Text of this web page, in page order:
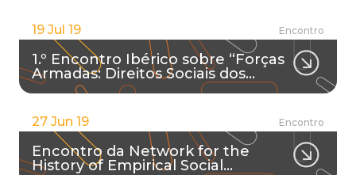
19 Jul 19 Encontro
1.º Encontro Ibérico sobre “Forças
Armadas: Direitos Sociais dos…
27 Jun 19 Encontro
Encontro da Network for the
History of Empirical Social…